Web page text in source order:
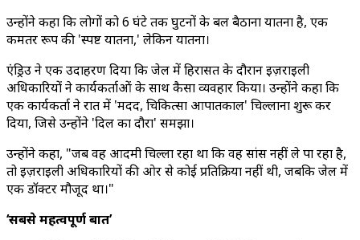
उन्होंने कहा कि लोगों को 6 घंटे तक घुटनों के बल बैठाना यातना है, एक
कमतर रूप की 'स्पष्ट यातना,' लेकिन यातना।
एंड्रिउ ने एक उदाहरण दिया कि जेल में हिरासत के दौरान इज़राइली
अधिकारियों ने कार्यकर्ताओं के साथ कैसा व्यवहार किया। उन्होंने कहा कि
एक कार्यकर्ता ने रात में 'मदद, चिकित्सा आपातकाल' चिल्लाना शुरू कर
दिया, जिसे उन्होंने 'दिल का दौरा' समझा।
उन्होंने कहा, "जब वह आदमी चिल्ला रहा था कि वह सांस नहीं ले पा रहा है,
तो इज़राइली अधिकारियों की ओर से कोई प्रतिक्रिया नहीं थी, जबकि जेल में
एक डॉक्टर मौजूद था।"
‘सबसे महत्वपूर्ण बात’